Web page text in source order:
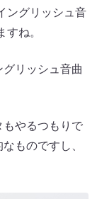
ングリッシュ音
ね。
リッシュ音曲
やるつもりで
ものですし、